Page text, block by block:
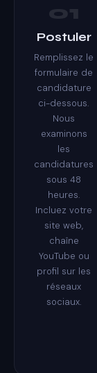
01
Postuler
Remplissez le
formulaire de
candidature
ci-dessous.
Nous
examinons
les
candidatures
sous 48
heures.
Incluez votre
site web,
chaîne
YouTube ou
profil sur les
réseaux
sociaux.